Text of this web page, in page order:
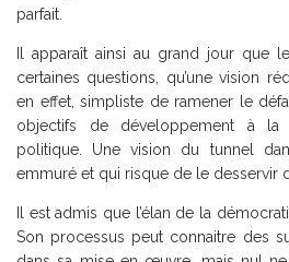
parfait.
Il apparaît ainsi au grand jour que
certaines questions, qu’une vision
en effet, simpliste de ramener le
objectifs de développement à la
politique. Une vision du tunnel
emmuré et qui risque de le desservir
Il est admis que l’élan de la
Son processus peut connaitre des